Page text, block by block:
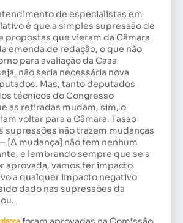
de especialistas em
é que a simples supressão de
propostas que vieram da Câmara
emenda de redação, o que não
para avaliação da Casa
não seria necessária nova
Mas, tanto deputados
técnicos do Congresso
as retiradas mudam, sim, o
voltar para a Câmara. Tasso
supressões não trazem mudanças
[A mudança] não tem nenhum
e lembrando sempre que se a
aprovada, vamos ter impacto
a qualquer impacto negativo
dado nas supressões da